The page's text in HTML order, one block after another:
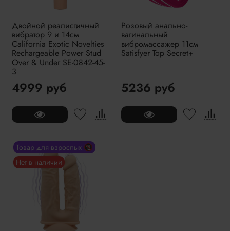
Двойной реалистичный
вибратор 9 и 14см
California Exotic Novelties
Rechargeable Power Stud
Over & Under SE-0842-45-
3
4999 руб
Розовый анально-
вагинальный
вибромассажер 11см
Satisfyer Top Secret+
5236 руб
Товар для взрослых 🔞
Нет в наличии